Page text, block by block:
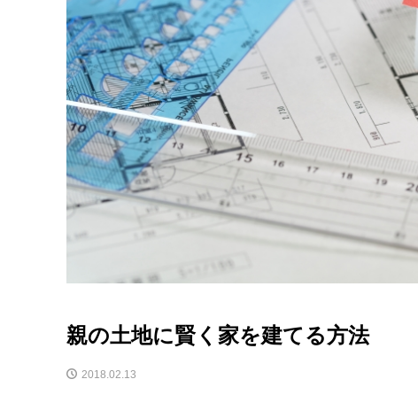
親の土地に賢く家を建てる方法
2018.02.13